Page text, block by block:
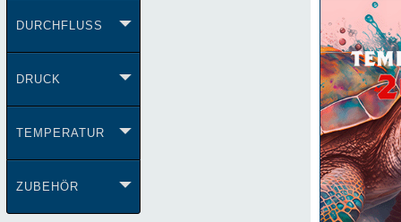
DURCHFLUSS
DRUCK
TEMPERATUR
ZUBEHÖR